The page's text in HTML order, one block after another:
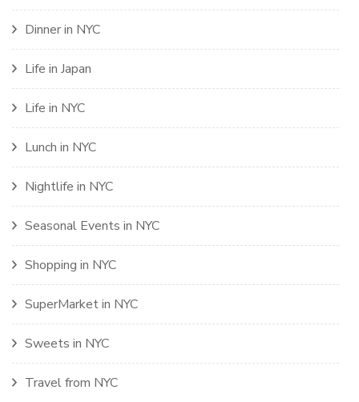
Dinner in NYC
Life in Japan
Life in NYC
Lunch in NYC
Nightlife in NYC
Seasonal Events in NYC
Shopping in NYC
SuperMarket in NYC
Sweets in NYC
Travel from NYC